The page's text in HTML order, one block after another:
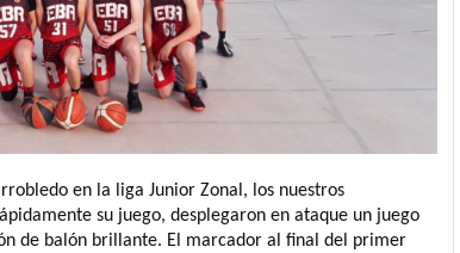
en la liga Junior Zonal, los nuestros
su juego, desplegaron en ataque un juego
de balón brillante. El marcador al final del primer